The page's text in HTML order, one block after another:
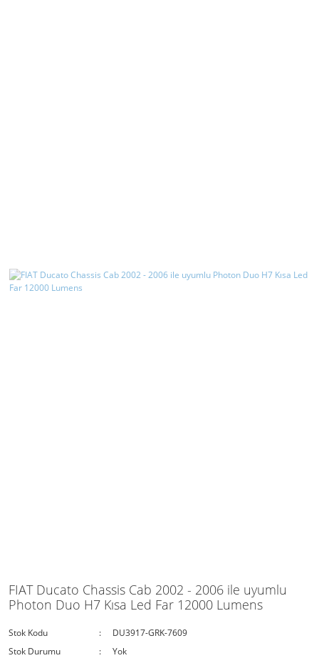
FIAT Ducato Chassis Cab 2002 - 2006 ile uyumlu
Photon Duo H7 Kısa Led Far 12000 Lumens
Stok Kodu
DU3917-GRK-7609
Stok Durumu
Yok